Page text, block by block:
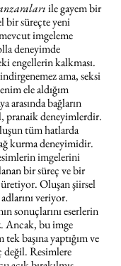
ile gayem bir
bir süreçte yeni
imgeleme
deneyimde
engellerin kalkması.
ama, seksi
ele aldığım
arasında bağların
deneyimlerdir.
tüm hatlarda
kurma deneyimidir.
imgelerini
bir süreç ve bir
Oluşan şiirsel
veriyor.
sonuçlarını eserlerin
Ancak, bu imge
başına yaptığım ve
değil. Resimlere